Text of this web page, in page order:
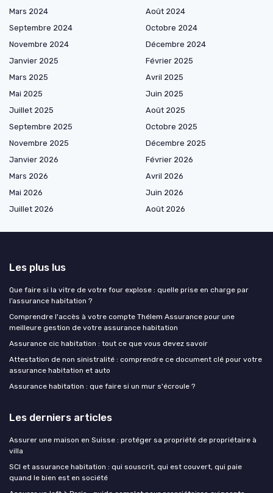
Mars 2024
Août 2024
Septembre 2024
Octobre 2024
Novembre 2024
Décembre 2024
Janvier 2025
Février 2025
Mars 2025
Avril 2025
Mai 2025
Juin 2025
Juillet 2025
Août 2025
Septembre 2025
Octobre 2025
Novembre 2025
Décembre 2025
Janvier 2026
Février 2026
Mars 2026
Avril 2026
Mai 2026
Juin 2026
Juillet 2026
Août 2026
Les plus lus
Que faire si la vitre de votre four explose : quelle prise en charge par
l’assurance habitation ?
Comprendre l'accès à votre compte Thélem Assurance pour une
meilleure gestion de votre assurance habitation
Assurance cic habitation : tout ce que vous devez savoir
Attestation de non sinistralité : comprendre ce document clé pour votre
assurance habitation et auto
Assurance habitation : que faire si un mur s'écroule ?
Les derniers articles
Assurer une maison en Suisse : protéger sa propriété de propriétaire à
villa
SCI et assurance habitation : qui souscrit, qui est couvert, qui paie
quand le bien est en société